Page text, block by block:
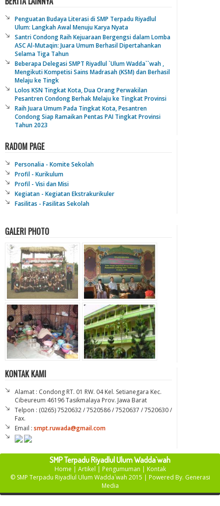
Penguatan Budaya Literasi di SMP Terpadu Riyadlul
Ulum: Langkah Awal Menuju Karya Nyata
Santri Condong Raih Kejuaraan Bergengsi dalam Lomba
ASC Al-Mutaqin: Juara Umum Berhasil Dipertahankan
Selama Tiga Tahun
Beberapa Delegasi SMPT Riyadlul `Ulum Wadda``wah ,
Mengikuti Kompetisi Sains Madrasah (KSM) dan Berhasil
Melaju ke Tingk
Lolos KSN Tingkat Kota, Dua Orang Perwakilan
Pesantren Condong Berhak Melaju ke Tingkat Provinsi
Raih Juara Umum Pada Tingkat Kota, Pesantren
Condong Siap Ramaikan Pentas PAI Tingkat Provinsi
Tahun 2023
RADOM PAGE
Personalia - Komite Sekolah
Profil - Kurikulum
Profil - Visi dan Misi
Kegiatan - Kegiatan Ekstrakurikuler
Fasilitas - Fasilitas Sekolah
GALERI PHOTO
KONTAK KAMI
Alamat : Condong RT. 01 RW. 04 Kel. Setianegara Kec.
Cibeureum 46196 Tasikmalaya Prov. Jawa Barat
Telpon : (0265) 7520632 / 7520586 / 7520637 / 7520630 /
Fax.
Email : smpt.ruwada@gmail.com
SMP Terpadu Riyadlul Ulum Wadda`wah
Home | Artikel | Pengumuman | Kontak
© SMP Terpadu Riyadlul Ulum Wadda`wah 2015 | Powered By. Generasi
Media